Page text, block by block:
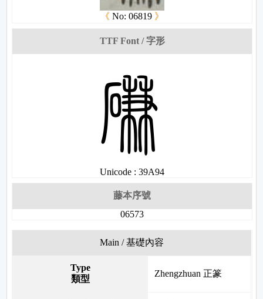
《 No: 06819 》
TTF Font / 字形
梔
Unicode : 39A94
藤本序號
06573
Main / 基礎內容
Type
類型
Zhengzhuan 正篆